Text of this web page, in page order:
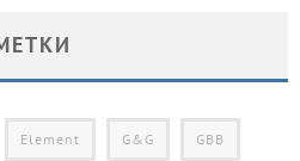
Element G&G GBB